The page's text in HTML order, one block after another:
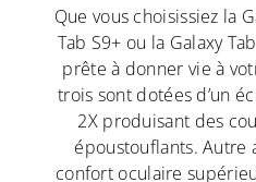
Que vous choisissiez la
Tab S9+ ou la Galaxy
prête à donner vie à
trois sont dotées d’un
2X produisant des
époustouflants. Autre
confort oculaire